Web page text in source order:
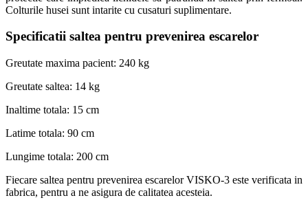
Colturile husei sunt intarite cu cusaturi suplimentare.
Specificatii saltea pentru prevenirea escarelor
Greutate maxima pacient: 240 kg
Greutate saltea: 14 kg
Inaltime totala: 15 cm
Latime totala: 90 cm
Lungime totala: 200 cm
Fiecare saltea pentru prevenirea escarelor VISKO-3 este verificata in
fabrica, pentru a ne asigura de calitatea acesteia.